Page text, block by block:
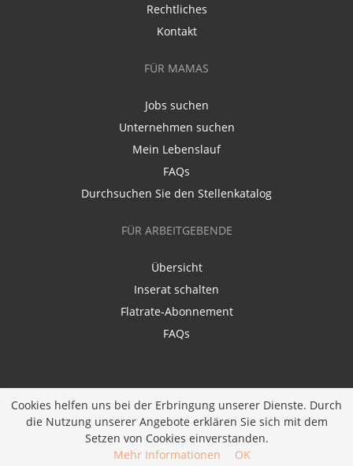
Rechtliches
Kontakt
FÜR MAMAS
Jobs suchen
Unternehmen suchen
Mein Lebenslauf
FAQs
Durchsuchen Sie den Stellenkatalog
FÜR ARBEITGEBENDE
Übersicht
Inserat schalten
Flatrate-Abonnement
FAQs
Ein Unternehmen derDiversity Job Group GmbH
JOBIQO
Cookies helfen uns bei der Erbringung unserer Dienste. Durch
die Nutzung unserer Angebote erklären Sie sich mit dem
Setzen von Cookies einverstanden.
Mehr Informationen
OK